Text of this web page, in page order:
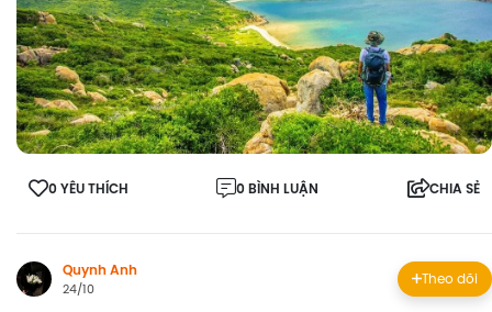
0 YÊU THÍCH 0 BÌNH LUẬN CHIA SẺ
Quynh Anh
24/10
Theo dõi